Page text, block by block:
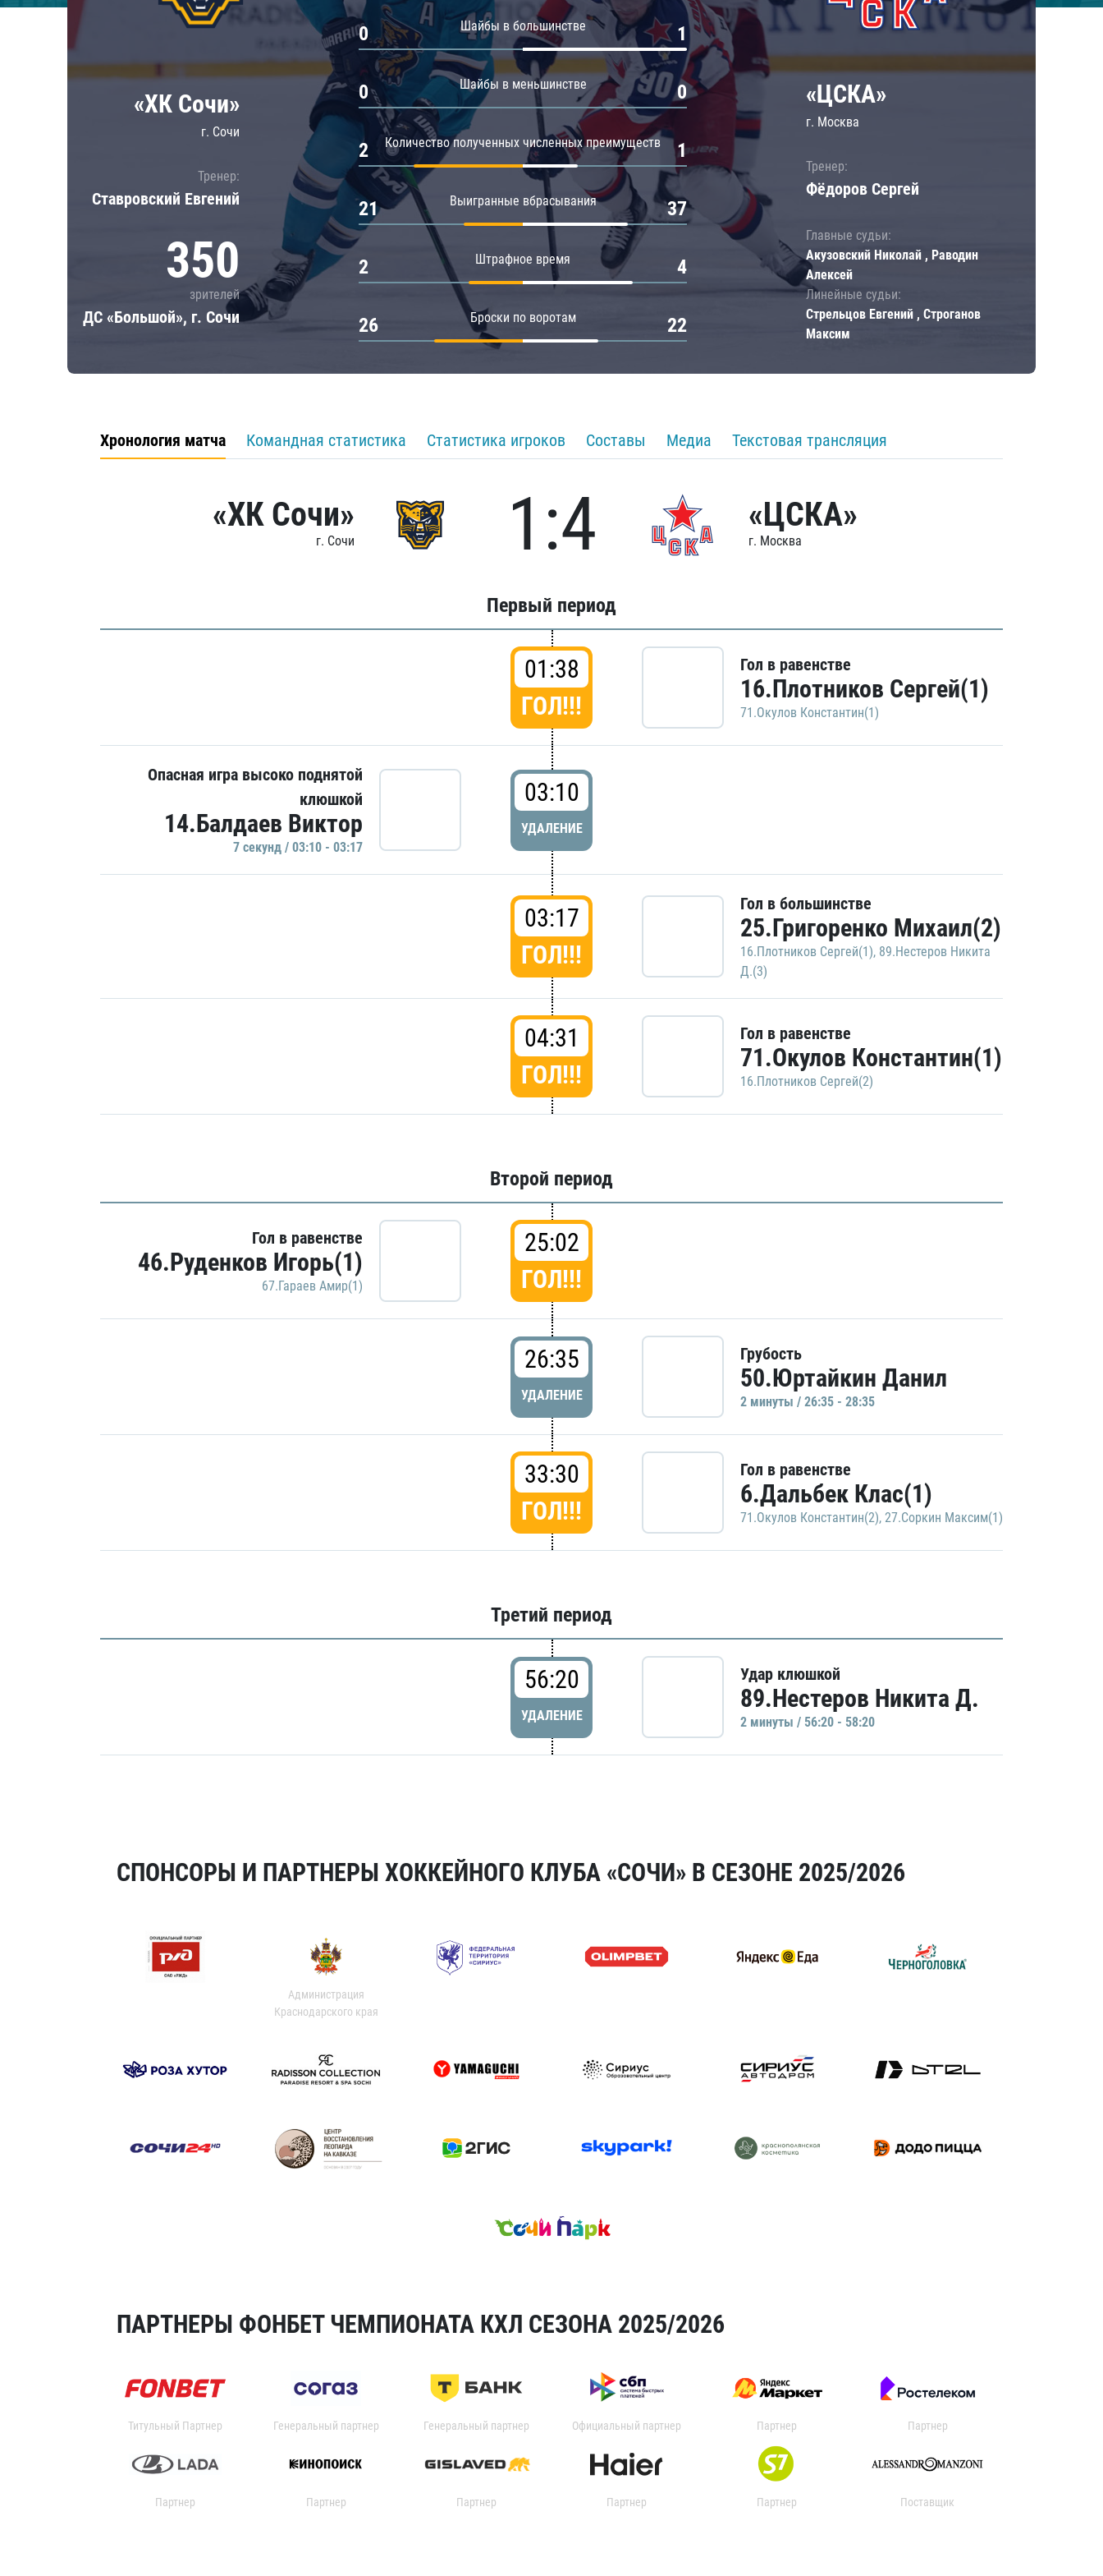
Локомотив
ЦСКА
Шанхайские Драконы
Амур
Барыс
Салават Юлаев
«ХК Сочи»
г. Сочи
Тренер:
Ставровский Евгений
350
зрителей
ДС «Большой», г. Сочи
Шайбы в большинстве
0 1
Шайбы в меньшинстве
0 0
Количество полученных численных преимуществ
2 1
Выигранные вбрасывания
21 37
Штрафное время
2 4
Броски по воротам
26 22
«ЦСКА»
г. Москва
Тренер:
Фёдоров Сергей
Главные судьи:
Акузовский Николай , Раводин
Алексей
Линейные судьи:
Стрельцов Евгений , Строганов
Максим
Хронология матча Командная статистика Статистика игроков Составы Медиа Текстовая трансляция
«ХК Сочи»
г. Сочи 1:4 «ЦСКА»
г. Москва
Первый период
01:38
ГОЛ!!!
Гол в равенстве
16.Плотников Сергей(1)
71.Окулов Константин(1)
Опасная игра высоко поднятой
клюшкой
14.Балдаев Виктор
7 секунд / 03:10 - 03:17
03:10
УДАЛЕНИЕ
03:17
ГОЛ!!!
Гол в большинстве
25.Григоренко Михаил(2)
16.Плотников Сергей(1), 89.Нестеров Никита
Д.(3)
04:31
ГОЛ!!!
Гол в равенстве
71.Окулов Константин(1)
16.Плотников Сергей(2)
Второй период
Гол в равенстве
46.Руденков Игорь(1)
67.Гараев Амир(1)
25:02
ГОЛ!!!
26:35
УДАЛЕНИЕ
Грубость
50.Юртайкин Данил
2 минуты / 26:35 - 28:35
33:30
ГОЛ!!!
Гол в равенстве
6.Дальбек Клас(1)
71.Окулов Константин(2), 27.Соркин Максим(1)
Третий период
56:20
УДАЛЕНИЕ
Удар клюшкой
89.Нестеров Никита Д.
2 минуты / 56:20 - 58:20
СПОНСОРЫ И ПАРТНЕРЫ ХОККЕЙНОГО КЛУБА «СОЧИ» В СЕЗОНЕ 2025/2026
Администрация
Краснодарского края
ПАРТНЕРЫ ФОНБЕТ ЧЕМПИОНАТА КХЛ СЕЗОНА 2025/2026
Титульный Партнер Генеральный партнер Генеральный партнер Официальный партнер Партнер Партнер
Партнер Партнер Партнер Партнер Партнер Поставщик